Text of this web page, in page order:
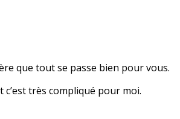
que tout se passe bien pour vous.
c’est très compliqué pour moi.